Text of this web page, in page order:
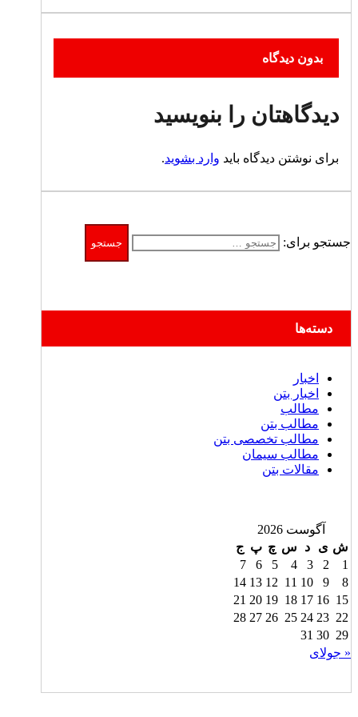
بدون دیدگاه
دیدگاهتان را بنویسید
برای نوشتن دیدگاه باید وارد بشوید.
جستجو برای:
دسته‌ها
اخبار
اخبار بتن
مطالب
مطالب بتن
مطالب تخصصی بتن
مطالب سیمان
مقالات بتن
آگوست 2026
ش ی د س چ پ ج
1
2
3
4
5
6
7
8
9
10
11
12
13
14
15
16
17
18
19
20
21
22
23
24
25
26
27
28
29
30
31
« جولای